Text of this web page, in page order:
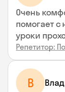
Очень
помогает
уроки
Репетитор:
В